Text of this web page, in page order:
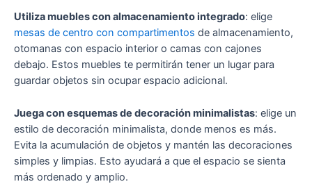
Utiliza muebles con almacenamiento integrado: elige
mesas de centro con compartimentos de almacenamiento,
otomanas con espacio interior o camas con cajones
debajo. Estos muebles te permitirán tener un lugar para
guardar objetos sin ocupar espacio adicional.
Juega con esquemas de decoración minimalistas: elige un
estilo de decoración minimalista, donde menos es más.
Evita la acumulación de objetos y mantén las decoraciones
simples y limpias. Esto ayudará a que el espacio se sienta
más ordenado y amplio.